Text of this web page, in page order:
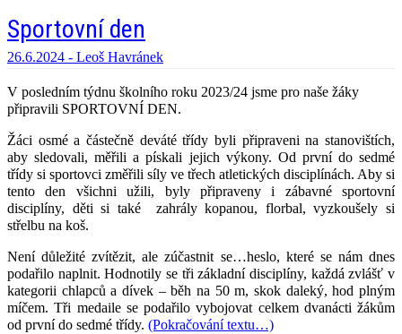
Sportovní den
26.6.2024 - Leoš Havránek
V posledním týdnu školního roku 2023/24 jsme pro naše žáky
připravili SPORTOVNÍ DEN.
Žáci osmé a částečně deváté třídy byli připraveni na stanovištích,
aby sledovali, měřili a pískali jejich výkony. Od první do sedmé
třídy si sportovci změřili síly ve třech atletických disciplínách. Aby si
tento den všichni užili, byly připraveny i zábavné sportovní
disciplíny, děti si také zahrály kopanou, florbal, vyzkoušely si
střelbu na koš.
Není důležité zvítězit, ale zúčastnit se…heslo, které se nám dnes
podařilo naplnit. Hodnotily se tři základní disciplíny, každá zvlášť v
kategorii chlapců a dívek – běh na 50 m, skok daleký, hod plným
míčem. Tři medaile se podařilo vybojovat celkem dvanácti žákům
od první do sedmé třídy. (Pokračování textu…)